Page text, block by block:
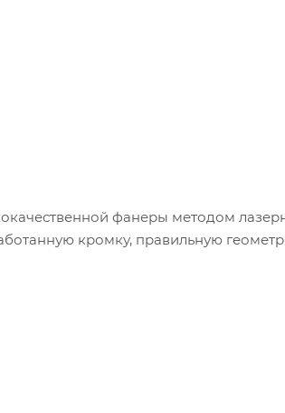
фанеры методом
кромку, правильную